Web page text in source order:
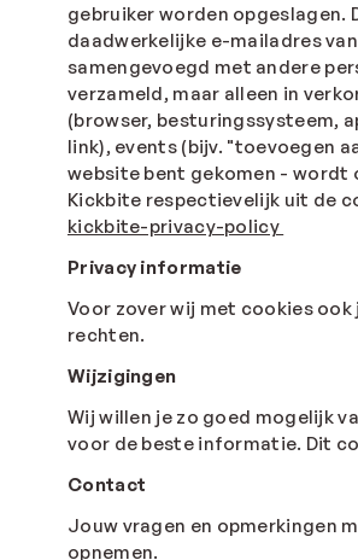
gebruiker worden opgeslagen.
daadwerkelijke e-mailadres
samengevoegd met andere
verzameld, maar alleen in
(browser, besturingssysteem,
link), events (bijv. "toevoegen
website bent gekomen - wordt
Kickbite respectievelijk uit de
kickbite-privacy-policy
Privacy informatie
Voor zover wij met cookies
rechten.
Wijzigingen
Wij willen je zo goed mogelijk
voor de beste informatie. Dit
Contact
Jouw vragen en opmerkingen
opnemen.